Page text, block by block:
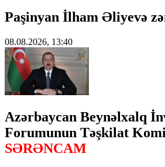
Paşinyan İlham Əliyevə
08.08.2026, 13:40
Azərbaycan Beynəlxalq
Forumunun Təşkilat
SƏRƏNCAM